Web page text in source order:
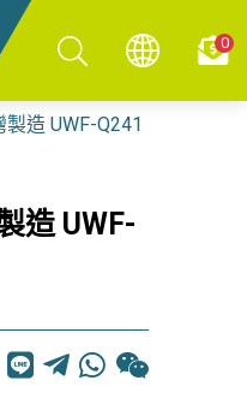
0
造 UWF-Q241
造 UWF-